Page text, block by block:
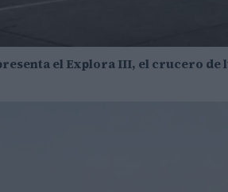
el Explora III, el crucero de